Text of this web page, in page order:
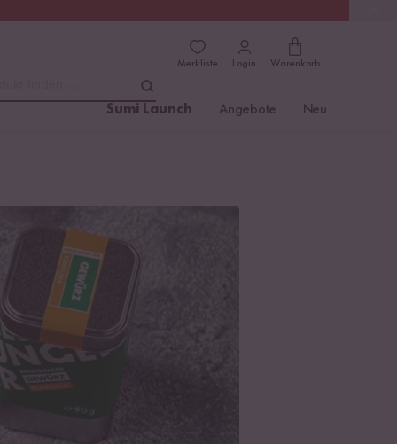
Merkliste Login Warenkorb
Sumi Launch Angebote Neu